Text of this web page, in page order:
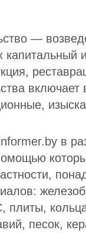
—
капитальный
включает
в
плиты,
песок,